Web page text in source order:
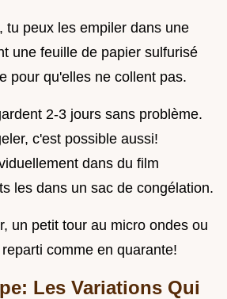
tu peux les empiler dans une
une feuille de papier sulfurisé
pour qu'elles ne collent pas.
2-3 jours sans problème.
c'est possible aussi!
dans du film
les dans un sac de congélation.
un petit tour au micro ondes ou
comme en quarante!
Les Variations Qui